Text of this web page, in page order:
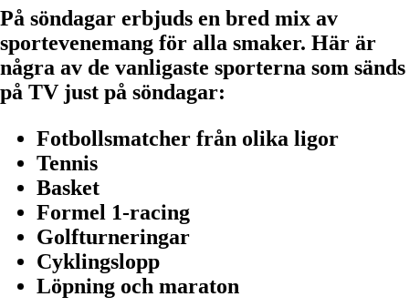
På söndagar erbjuds en bred mix av
sportevenemang för alla smaker. Här är
några av de vanligaste sporterna som sänds
på TV just på söndagar:
Fotbollsmatcher från olika ligor
Tennis
Basket
Formel 1-racing
Golfturneringar
Cyklingslopp
Löpning och maraton